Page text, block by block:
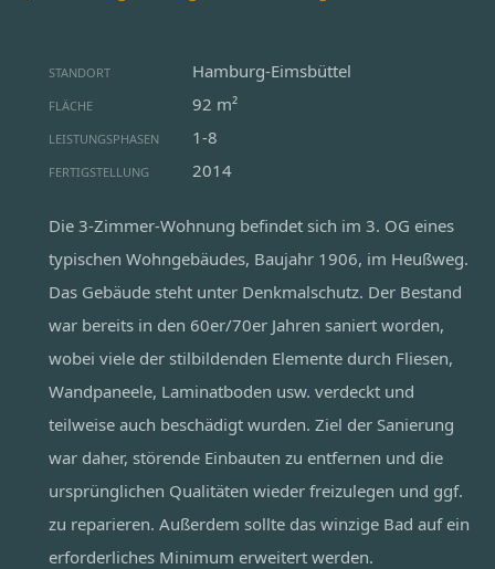
STANDORT Hamburg-Eimsbüttel
FLÄCHE 92 m²
LEISTUNGSPHASEN 1-8
FERTIGSTELLUNG 2014
Die 3-Zimmer-Wohnung befindet sich im 3. OG eines
typischen Wohngebäudes, Baujahr 1906, im Heußweg.
Das Gebäude steht unter Denkmalschutz. Der Bestand
war bereits in den 60er/70er Jahren saniert worden,
wobei viele der stilbildenden Elemente durch Fliesen,
Wandpaneele, Laminatboden usw. verdeckt und
teilweise auch beschädigt wurden. Ziel der Sanierung
war daher, störende Einbauten zu entfernen und die
ursprünglichen Qualitäten wieder freizulegen und ggf.
zu reparieren. Außerdem sollte das winzige Bad auf ein
erforderliches Minimum erweitert werden.